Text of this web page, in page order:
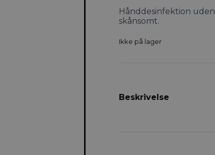
Hånddesinfektion
skånsomt.
Ikke på lager
Beskrivelse